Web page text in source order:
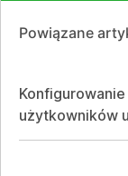
Powiązane
użytkowników